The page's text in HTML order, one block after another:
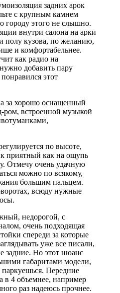
задних арок
с крупным камнем
городу этого не слышно.
внутри салона на арки
полу кузова, по желанию,
и комфортабельнее.
как радио на
добавить пару
этот
за хорошо оснащенный
ром, встроенной музыкой
по высоте,
приятный как на ощупь
Отмечу очень удачную
можно по всякому,
большим пальцем.
всюду нужные
недорогой, с
очень подходящая
спереди за которые
уже все писали,
задние. Но этот нюанс
габаритами модели,
паркуешься. Передние
в 4 объемнее, например
раз надеюсь прочнее.